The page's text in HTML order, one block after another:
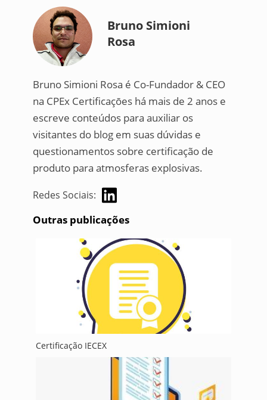
Bruno Simioni
Rosa
Bruno Simioni Rosa é Co-Fundador & CEO
na CPEx Certificaçōes há mais de 2 anos e
escreve conteúdos para auxiliar os
visitantes do blog em suas dúvidas e
questionamentos sobre certificação de
produto para atmosferas explosivas.
Redes Sociais:
Outras publicações
Certificação IECEX